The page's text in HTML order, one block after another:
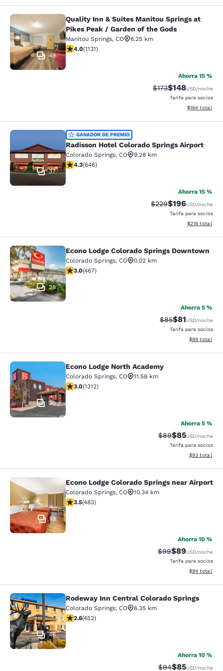
Quality Inn & Suites Manitou
49
Quality Inn & Suites Manitou Springs at
Pikes Peak / Garden of the Gods
Manitou Springs, CO
6.25 km
calificación de 3.99 estrellas. Bueno. 1131 reseñas
4.0(1131)
Ahorra 15 %
Precio tachado:
$173Precio con
$148USD/noche
Tarifa para socios
Ver detalles
$164 total
Radisson Hotel Colorado Springs
37
GANADOR DE PREMIO
Radisson Hotel Colorado Springs Airport
Colorado Springs, CO
9.28 km
calificación de 4.33 estrellas. Excelente. 646 reseñas
4.3(646)
Ahorra 15 %
Precio tachado:
$229Precio con
$196USD/noche
Tarifa para socios
Ver detalles
$216 total
Econo Lodge Colorado Springs
28
Econo Lodge Colorado Springs Downtown
Colorado Springs, CO
0.02 km
calificación de 3.03 estrellas. Feria. 467 reseñas
3.0(467)
Ahorra 5 %
Precio tachado:
$85Precio con
$81USD/noche
Tarifa para socios
Ver detalles
$89 total
Econo Lodge North Academy
20
Econo Lodge North Academy
Colorado Springs, CO
11.58 km
calificación de 3.04 estrellas. Feria. 1312 reseñas
3.0(1312)
Ahorra 5 %
Precio tachado:
$89Precio con
$85USD/noche
Tarifa para socios
Ver detalles
$93 total
Econo Lodge Colorado Springs near
19
Econo Lodge Colorado Springs near Airport
Colorado Springs, CO
10.34 km
calificación de 3.48 estrellas. Bueno. 483 reseñas
3.5(483)
Ahorra 10 %
Precio tachado:
$99Precio con
$89USD/noche
Tarifa para socios
Ver detalles
$94 total
Rodeway Inn Central Colorado
46
Rodeway Inn Central Colorado Springs
Colorado Springs, CO
6.35 km
calificación de 2.57 estrellas. Feria. 452 reseñas
2.6(452)
Ahorra 10 %
Precio tachado:
$94Precio con
$85USD/noche